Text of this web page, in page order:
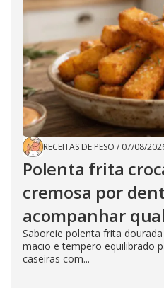
RECEITAS DE PESO / 07/08/
Polenta frita
cremosa por
acompanhar
Saboreie polenta frita
macio e tempero equilibrado
caseiras com...